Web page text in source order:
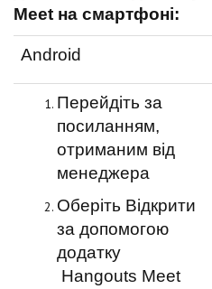
Meet на смартфоні:
Android
Перейдіть за
посиланням,
отриманим від
менеджера
Оберіть Відкрити
за допомогою
додатку
Hangouts Meet